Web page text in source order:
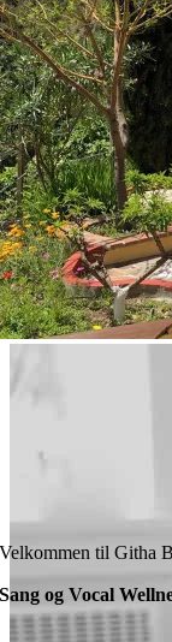
Velkommen til Githa
Sang og Vocal